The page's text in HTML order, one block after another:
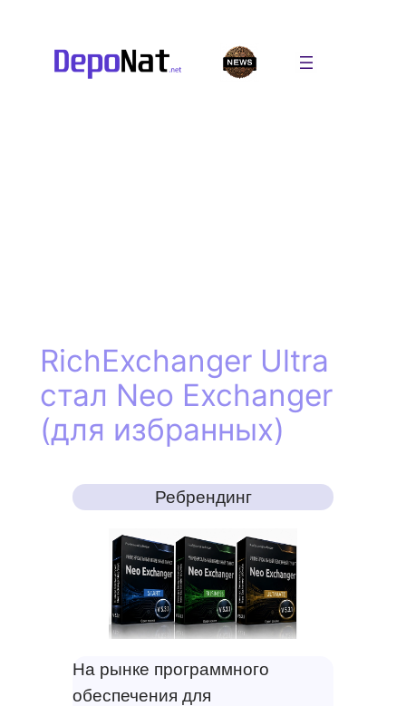
содержимому
RichExchanger Ultra
стал Neo Exchanger
(для избранных)
Ребрендинг
На рынке программного
обеспечения для